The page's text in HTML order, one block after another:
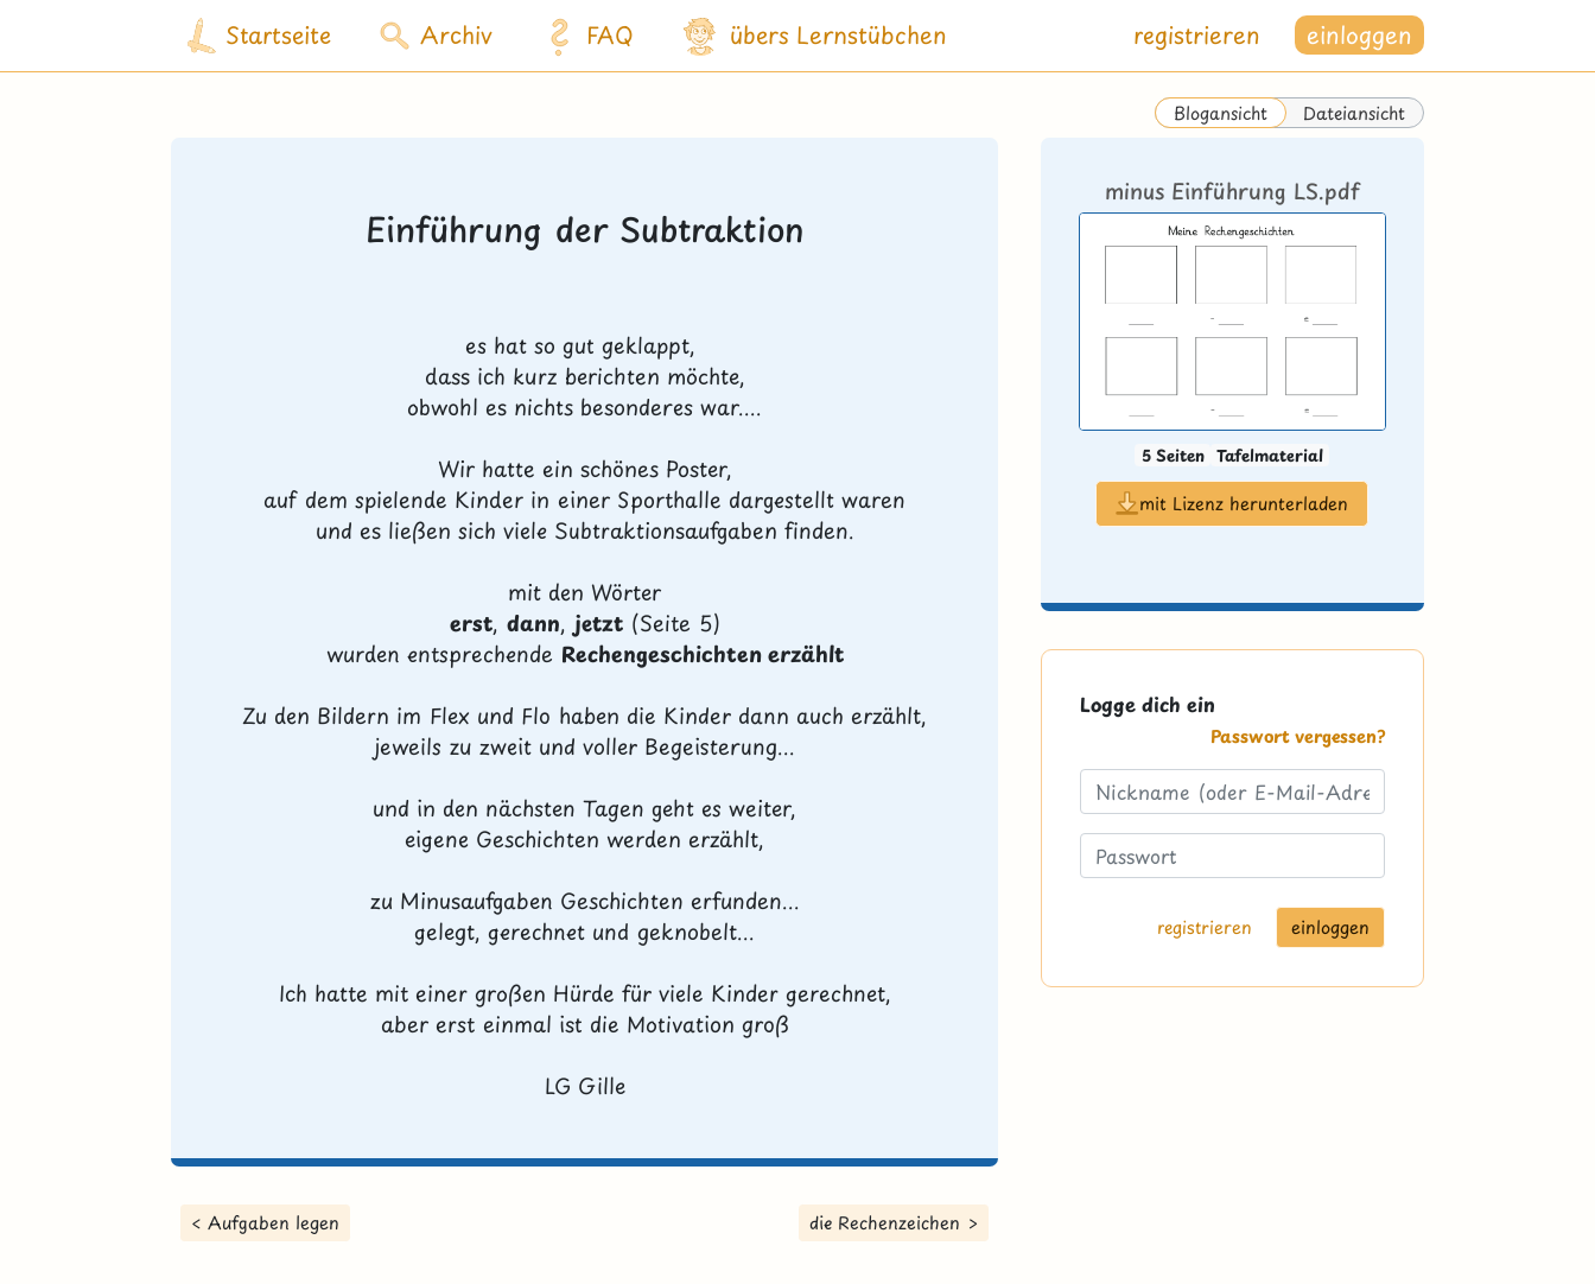
Startseite Archiv FAQ übers Lernstübchen registrieren einloggen
Blogansicht Dateiansicht
Einführung der Subtraktion
es hat so gut geklappt,
dass ich kurz berichten möchte,
obwohl es nichts besonderes war....
Wir hatte ein schönes Poster,
auf dem spielende Kinder in einer Sporthalle dargestellt waren
und es ließen sich viele Subtraktionsaufgaben finden.
mit den Wörter
erst, dann, jetzt (Seite 5)
wurden entsprechende Rechengeschichten erzählt
Zu den Bildern im Flex und Flo haben die Kinder dann auch erzählt,
jeweils zu zweit und voller Begeisterung...
und in den nächsten Tagen geht es weiter,
eigene Geschichten werden erzählt,
zu Minusaufgaben Geschichten erfunden...
gelegt, gerechnet und geknobelt...
Ich hatte mit einer großen Hürde für viele Kinder gerechnet,
aber erst einmal ist die Motivation groß
LG Gille
< Aufgaben legen die Rechenzeichen >
minus Einführung LS.pdf
5 Seiten Tafelmaterial
mit Lizenz herunterladen
Logge dich ein
Passwort vergessen?
registrieren